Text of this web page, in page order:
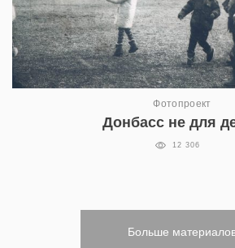
Фотопроект
Донбасс не для
12 306
Больше